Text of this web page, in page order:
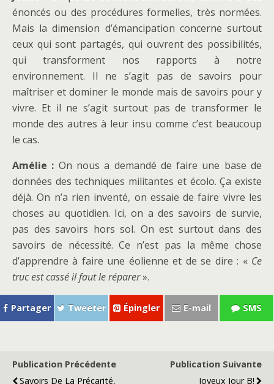
énoncés ou des procédures formelles, très normées.
Mais la dimension d’émancipation concerne surtout
ceux qui sont partagés, qui ouvrent des possibilités,
qui transforment nos rapports à notre
environnement. Il ne s’agit pas de savoirs pour
maîtriser et dominer le monde mais de savoirs pour y
vivre. Et il ne s’agit surtout pas de transformer le
monde des autres à leur insu comme c’est beaucoup
le cas.
Amélie : On nous a demandé de faire une base de
données des techniques militantes et écolo. Ça existe
déjà. On n’a rien inventé, on essaie de faire vivre les
choses au quotidien. Ici, on a des savoirs de survie,
pas des savoirs hors sol. On est surtout dans des
savoirs de nécessité. Ce n’est pas la même chose
d’apprendre à faire une éolienne et de se dire : « Ce
truc est cassé il faut le réparer».
Partager Tweeter Épingler E-mail SMS
Publication Précédente
Savoirs De La Précarité,
Publication Suivante
Joyeux Jour B!